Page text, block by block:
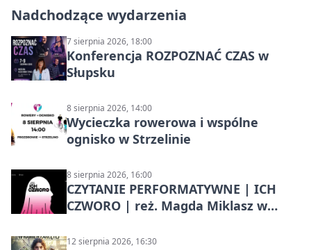
Nadchodzące wydarzenia
7 sierpnia 2026, 18:00
Konferencja ROZPOZNAĆ CZAS w
Słupsku
8 sierpnia 2026, 14:00
Wycieczka rowerowa i wspólne
ognisko w Strzelinie
8 sierpnia 2026, 16:00
CZYTANIE PERFORMATYWNE | ICH
CZWORO | reż. Magda Miklasz w
12 sierpnia 2026, 16:30